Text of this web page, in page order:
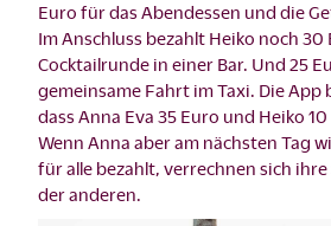
Euro für das Abendessen und die
Im Anschluss bezahlt Heiko noch
Cocktailrunde in einer Bar. Und 25
gemeinsame Fahrt im Taxi. Die App
dass Anna Eva 35 Euro und Heiko
Wenn Anna aber am nächsten Tag
für alle bezahlt, verrechnen sich
der anderen.